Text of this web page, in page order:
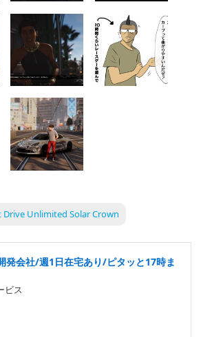
Drive Unlimited Solar Crown
発会社/週1日在宅あり/ピタッと17時ま
ビス